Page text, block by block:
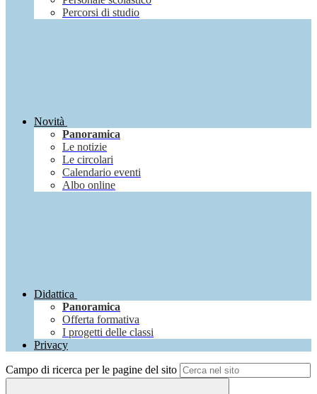
Percorsi di studio
Novità
Panoramica
Le notizie
Le circolari
Calendario eventi
Albo online
Didattica
Panoramica
Offerta formativa
I progetti delle classi
Privacy
Campo di ricerca per le pagine del sito